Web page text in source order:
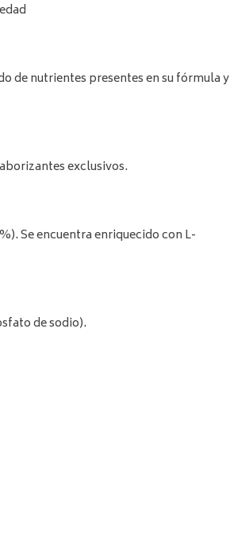
de nutrientes presentes en su fórmula y
exclusivos.
Se encuentra enriquecido con L-
de sodio).